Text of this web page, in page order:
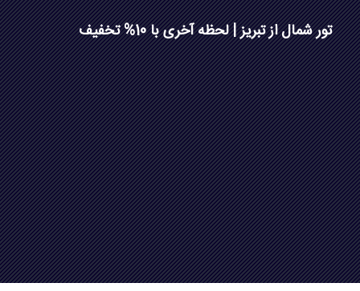
تور شمال از تبریز | لحظه آخری با 10% تخفیف